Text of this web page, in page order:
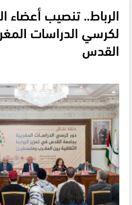
الرباط.. تنصيب أعضاء
لكرسي الدراسات
القدس